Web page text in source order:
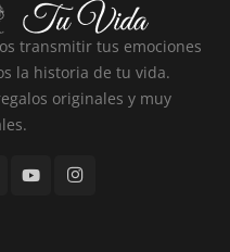
transmitir tus emociones
la historia de tu vida.
originales y muy